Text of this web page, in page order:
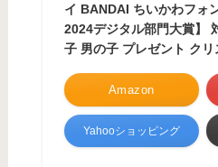
イ BANDAI ちいかわフォ
2024デジタル部門大賞】
子 男の子 プレゼント クリ
Amazon
Yahooショッピング